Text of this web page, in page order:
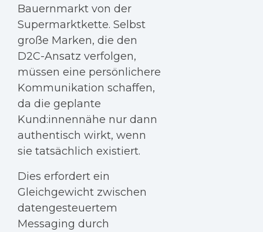
Bauernmarkt von der
Supermarktkette. Selbst
große Marken, die den
D2C-Ansatz verfolgen,
müssen eine persönlichere
Kommunikation schaffen,
da die geplante
Kund:innennähe nur dann
authentisch wirkt, wenn
sie tatsächlich existiert.
Dies erfordert ein
Gleichgewicht zwischen
datengesteuertem
Messaging durch